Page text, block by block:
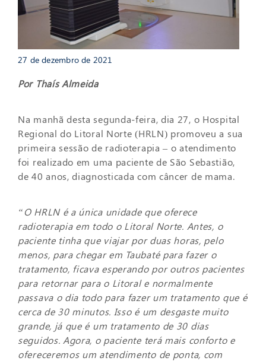
27 de dezembro de 2021
Por Thaís Almeida
Na manhã desta segunda-feira, dia 27, o Hospital
Regional do Litoral Norte (HRLN) promoveu a sua
primeira sessão de radioterapia – o atendimento
foi realizado em uma paciente de São Sebastião,
de 40 anos, diagnosticada com câncer de mama.
“O HRLN é a única unidade que oferece
radioterapia em todo o Litoral Norte. Antes, o
paciente tinha que viajar por duas horas, pelo
menos, para chegar em Taubaté para fazer o
tratamento, ficava esperando por outros pacientes
para retornar para o Litoral e normalmente
passava o dia todo para fazer um tratamento que é
cerca de 30 minutos. Isso é um desgaste muito
grande, já que é um tratamento de 30 dias
seguidos. Agora, o paciente terá mais conforto e
ofereceremos um atendimento de ponta, com